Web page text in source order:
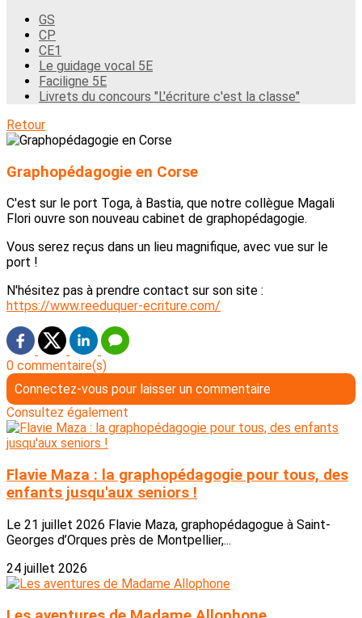
GS
CP
CE1
Le guidage vocal 5E
Faciligne 5E
Livrets du concours "L'écriture c'est la classe"
Retour
Graphopédagogie en Corse
C'est sur le port Toga, à Bastia, que notre collègue Magali
Flori ouvre son nouveau cabinet de graphopédagogie.
Vous serez reçus dans un lieu magnifique, avec vue sur le
port !
N'hésitez pas à prendre contact sur son site :
https://www.reeduquer-ecriture.com/
0 commentaire(s)
Connectez-vous pour laisser un commentaire
Consultez également
Flavie Maza : la graphopédagogie pour tous, des
enfants jusqu'aux seniors !
Le 21 juillet 2026 Flavie Maza, graphopédagogue à Saint-
Georges d’Orques près de Montpellier,...
24 juillet 2026